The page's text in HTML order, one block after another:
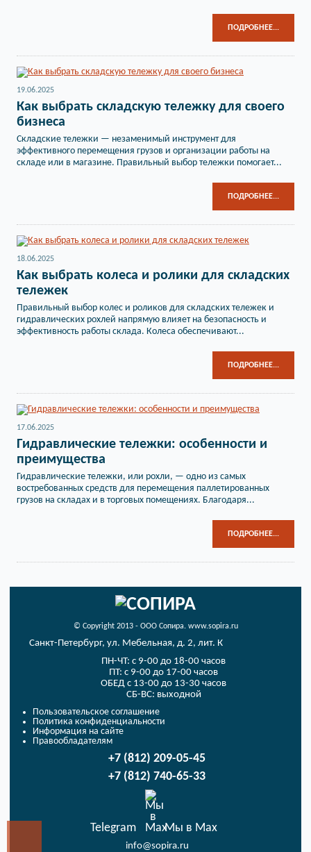
ПОДРОБНЕЕ...
19.06.2025
Как выбрать складскую тележку для своего
бизнеса
Складские тележки — незаменимый инструмент для
эффективного перемещения грузов и организации работы на
складе или в магазине. Правильный выбор тележки помогает...
ПОДРОБНЕЕ...
18.06.2025
Как выбрать колеса и ролики для складских
тележек
Правильный выбор колес и роликов для складских тележек и
гидравлических рохлей напрямую влияет на безопасность и
эффективность работы склада. Колеса обеспечивают...
ПОДРОБНЕЕ...
17.06.2025
Гидравлические тележки: особенности и
преимущества
Гидравлические тележки, или рохли, — одно из самых
востребованных средств для перемещения паллетированных
грузов на складах и в торговых помещениях. Благодаря...
ПОДРОБНЕЕ...
© Copyright 2013 - ООО Сопира. www.sopira.ru
Санкт-Петербург, ул. Мебельная, д. 2, лит. К
ПН-ЧТ: с 9-00 до 18-00 часов
ПТ: с 9-00 до 17-00 часов
ОБЕД с 13-00 до 13-30 часов
СБ-ВС: выходной
Пользовательское соглашение
Политика конфиденциальности
Информация на сайте
Правообладателям
+7 (812) 209-05-45
+7 (812) 740-65-33
Telegram Мы в Max
info@sopira.ru